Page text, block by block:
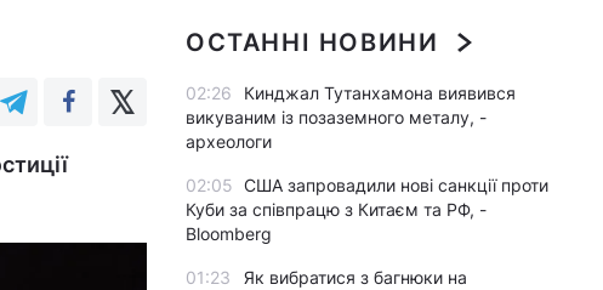
ОСТАННІ НОВИНИ
02:26
Кинджал Тутанхамона виявився
викуваним із позаземного металу, -
археологи
02:05 США запровадили нові санкції проти
Куби за співпрацю з Китаєм та РФ, -
Bloomberg
01:23
Як вибратися з багнюки на